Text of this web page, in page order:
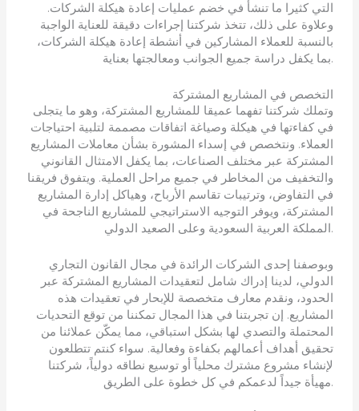
التي كثيرا ما تنشأ في خضم عمليات إعادة هيكلة الشركات.
وعلاوة على ذلك، تتخذ شركتنا إجراءات دقيقة للعناية الواجبة
بالنسبة للعملاء المشاركين في أنشطة إعادة هيكلة الشركات،
بما يكفل دراسة جميع الجوانب ومعالجتها بعناية.
التخصص في المشاريع المشتركة
وتملك شركتنا تفهما عميقا للمشاريع المشتركة، وهو ما يتجلى
في كفاءتها في هيكلة وصياغة اتفاقات مصممة لتلبية احتياجات
العملاء. ونتخصص في إسداء المشورة بشأن معاملات المشاريع
المشتركة عبر مختلف الصناعات، بما يكفل الامتثال القانوني
والتخفيف من المخاطر في جميع مراحل العملية. ويتفوق فريقنا
في التفاوض، وترتيبات تقاسم الأرباح، وهياكل إدارة المشاريع
المشتركة، ويوفر التوجيه الاستراتيجي للمشاريع الناجحة في
المملكة العربية السعودية وعلى الصعيد الدولي.
وبوصفنا إحدى الشركات الرائدة في مجال القانون التجاري
الدولي، لدينا إدراك شامل لتعقيدات المشاريع المشتركة عبر
الحدود، ونقدم معارف متخصصة للإبحار في تعقيدات هذه
المشاريع. إن تجربتنا في هذا المجال تمكننا من توقع التحديات
المحتملة والتصدي لها بشكل استباقي، مما يمكّن عملائنا من
تحقيق أهداف أعمالهم بكفاءة وفعالية. سواء كنتم تتطلعون
لإنشاء مشروع مشترك محلياً أو توسيع نطاقه دولياً، شركتنا
مهيأة جيداً لدعمكم في كل خطوة على الطريق.